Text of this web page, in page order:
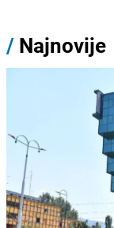
/ Najnovije